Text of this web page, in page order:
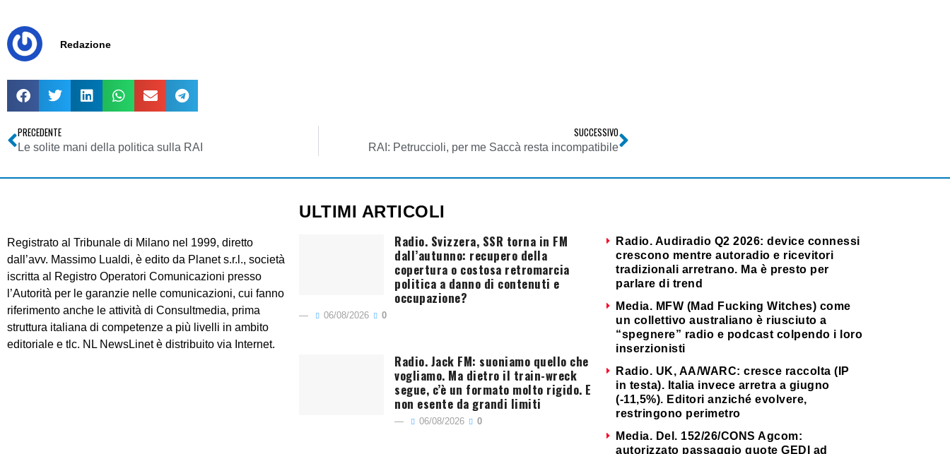
Redazione
PRECEDENTE
Le solite mani della politica sulla RAI
SUCCESSIVO
RAI: Petruccioli, per me Saccà resta incompatibile
Registrato al Tribunale di Milano nel 1999, diretto
dall’avv. Massimo Lualdi, è edito da Planet s.r.l., società
iscritta al Registro Operatori Comunicazioni presso
l’Autorità per le garanzie nelle comunicazioni, cui fanno
riferimento anche le attività di Consultmedia, prima
struttura italiana di competenze a più livelli in ambito
editoriale e tlc. NL NewsLinet è distribuito via Internet.
ULTIMI ARTICOLI
Radio. Svizzera, SSR torna in FM
dall’autunno: recupero della
copertura o costosa retromarcia
politica a danno di contenuti e
occupazione?
06/08/2026 0
Radio. Jack FM: suoniamo quello che
vogliamo. Ma dietro il train-wreck
segue, c’è un formato molto rigido. E
non esente da grandi limiti
06/08/2026 0
Radio. Audiradio Q2 2026: device connessi
crescono mentre autoradio e ricevitori
tradizionali arretrano. Ma è presto per
parlare di trend
Media. MFW (Mad Fucking Witches) come
un collettivo australiano è riusciuto a
“spegnere” radio e podcast colpendo i loro
inserzionisti
Radio. UK, AA/WARC: cresce raccolta (IP
in testa). Italia invece arretra a giugno
(-11,5%). Editori anziché evolvere,
restringono perimetro
Media. Del. 152/26/CONS Agcom:
autorizzato passaggio quote GEDI ad